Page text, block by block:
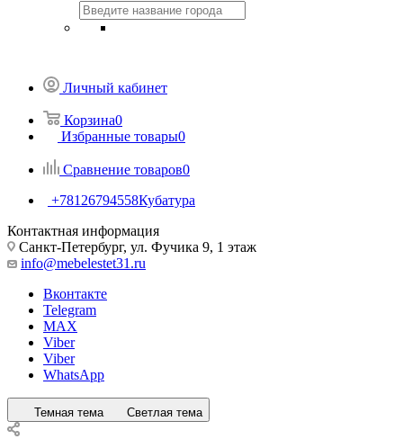
Личный кабинет
Корзина0
Избранные товары0
Сравнение товаров0
+78126794558Кубатура
Контактная информация
Санкт-Петербург, ул. Фучика 9, 1 этаж
info@mebelestet31.ru
Вконтакте
Telegram
MAX
Viber
Viber
WhatsApp
Темная тема Светлая тема